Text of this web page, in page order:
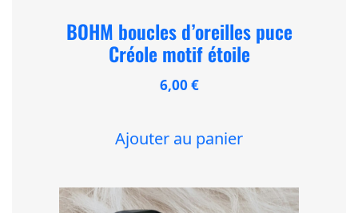
BOHM boucles d’oreilles puce
Créole motif étoile
6,00€
Ajouter au panier